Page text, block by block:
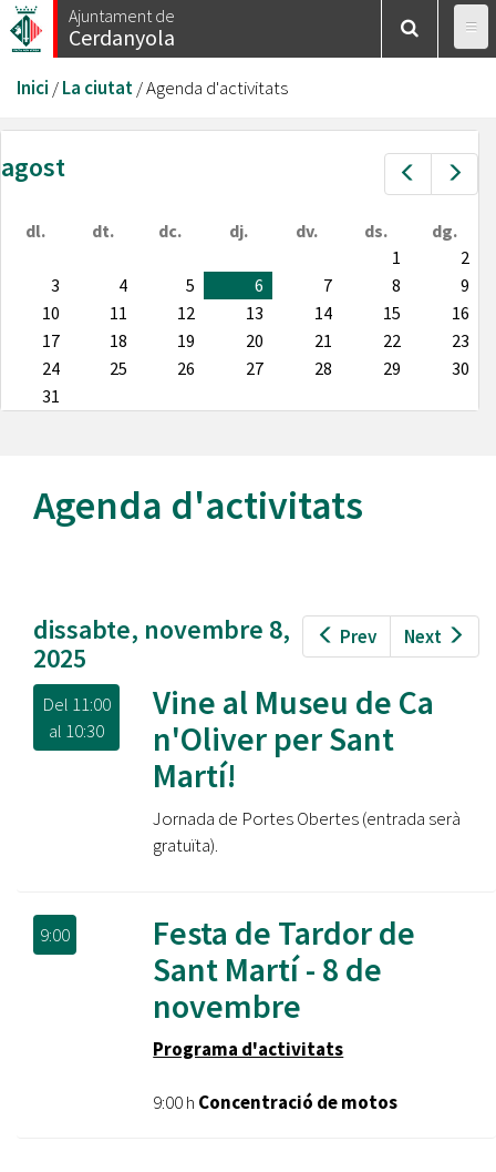
Vés
al
Ajuntament de
Cerdanyola
Esteu
aquí
Inici /La ciutat/Agenda d'activitats
Prev
agost
dl. dt. dc. dj. dv. ds.
dg.
1
2
3
4 5 6 7 8
9
10
11 12 13 14 15
16
17
18 19 20 21 22
23
24
25 26 27 28 29
30
31
Agenda d'activitats
Prev Next
dissabte, novembre 8,
2025
Del 11:00
al 10:30
Vine al Museu de Ca
n'Oliver per Sant
Martí!
Jornada de Portes Obertes (entrada serà
gratuïta).
9:00
Festa de Tardor de
Sant Martí - 8 de
novembre
Programa d'activitats
9:00 h Concentració de motos